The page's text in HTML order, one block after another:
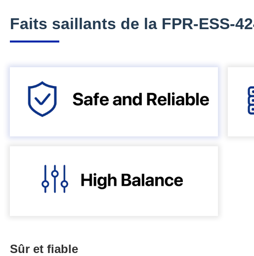
Faits saillants de la FPR-ESS-
Sûr et fiable